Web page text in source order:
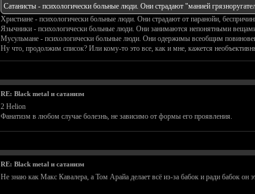
Сатанисты - психологически больные люди. Они страдают "манией
Христиане - психологически больные люди. Они страдают от паранойи,
Язычники - психологически больные люди. Они занимаются непонятными
Мусульмане - психологически больные люди. Они одержимы всеобщим
Ну что, продолжим список? Или кому-то это все, как и мне, кажется
RE: Black metal и сатанизм
2 Helion
Фанатизм в любом случае болезнь, не зависимо от формы его проявления.
RE: Black metal и сатанизм
Не знаю как Макс Кавалера, а Том Арайа делает всё из-за бабок и ради бабок он